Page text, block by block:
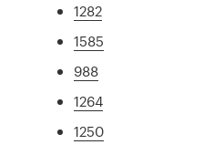
1282
1585
988
1264
1250